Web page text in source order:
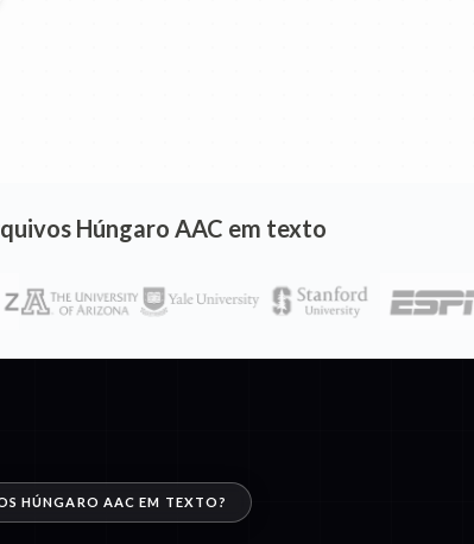
Húngaro AAC em texto
HÚNGARO AAC EM TEXTO?